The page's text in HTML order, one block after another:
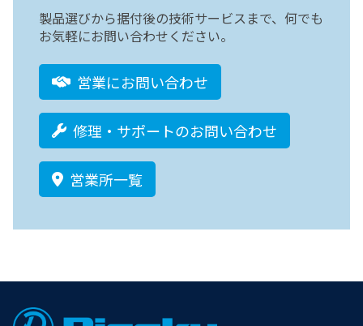
製品選びから据付後の技術サービスまで、何でも
お気軽にお問い合わせください。
営業にお問い合わせ
修理・サポートのお問い合わせ
営業所一覧
Footer